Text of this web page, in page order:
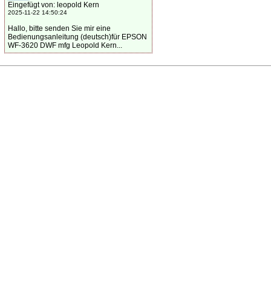
Eingefügt von: leopold Kern
2025-11-22 14:50:24
Hallo, bitte senden Sie mir eine
Bedienungsanleitung (deutsch)für EPSON
WF-3620 DWF mfg Leopold Kern...